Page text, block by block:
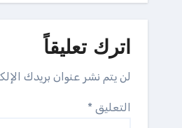
اترك تعليقاً
لن يتم نشر عنوان بريدك
التعليق *